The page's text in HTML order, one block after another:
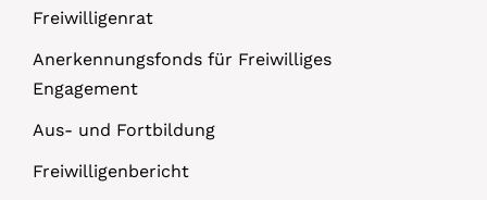
Freiwilligenrat
Anerkennungsfonds für Freiwilliges
Engagement
Aus- und Fortbildung
Freiwilligenbericht